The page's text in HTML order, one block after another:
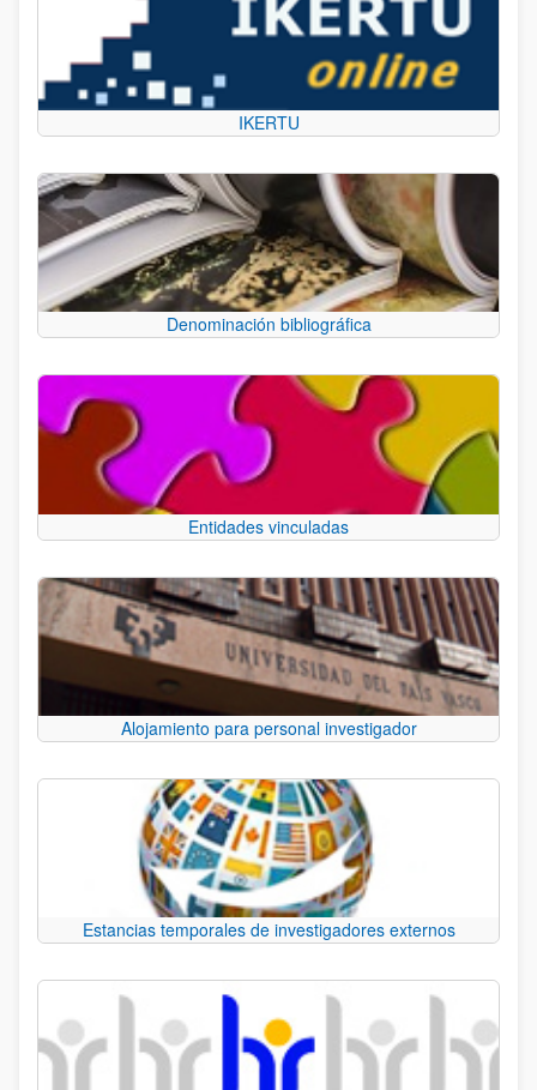
IKERTU
Denominación bibliográfica
Entidades vinculadas
Alojamiento para personal investigador
Estancias temporales de investigadores externos